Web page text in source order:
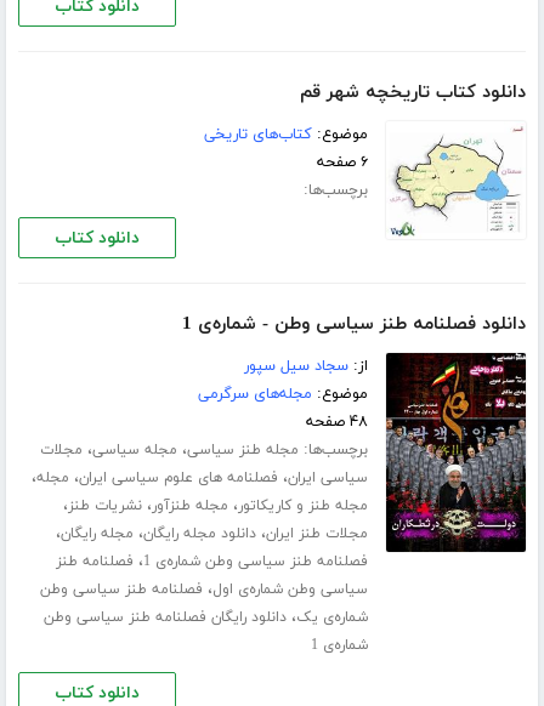
دانلود کتاب
دانلود کتاب تاریخچه شهر قم
موضوع:کتاب‌های تاریخی
۶ صفحه
برچسب‌ها:
دانلود کتاب
دانلود فصلنامه طنز سیاسی وطن - شماره‌ی 1
از:سجاد سیل سپور
موضوع: مجله‌های سرگرمی
۴۸ صفحه
برچسب‌ها: مجله طنز سیاسی، مجله سیاسی، مجلات
سیاسی ایران، فصلنامه های علوم سیاسی ایران، مجله،
مجله طنز و کاریکاتور، مجله طنزآور،نشریات طنز،
مجلات طنز ایران،دانلود مجله رایگان، مجله رایگان،
فصلنامه طنز سیاسی وطن شماره‌ی 1 ، فصلنامه طنز
سیاسی وطن شماره‌ی اول، فصلنامه طنز سیاسی وطن
شماره‌ی یک،دانلود رایگان فصلنامه طنز سیاسی وطن
شماره‌ی 1
دانلود کتاب